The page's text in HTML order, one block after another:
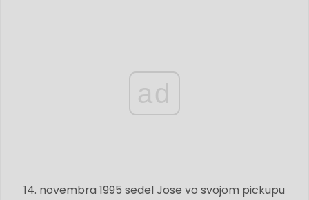
ad
14. novembra 1995 sedel Jose vo svojom pickupu